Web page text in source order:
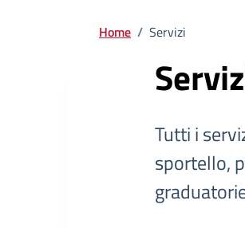
Home / Servizi
Tutti i
sportello,